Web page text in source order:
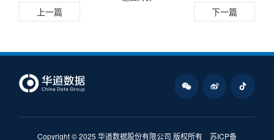
上一篇 下一篇
Copyright © 2025 华道数据股份有限公司 版权所有
苏ICP备